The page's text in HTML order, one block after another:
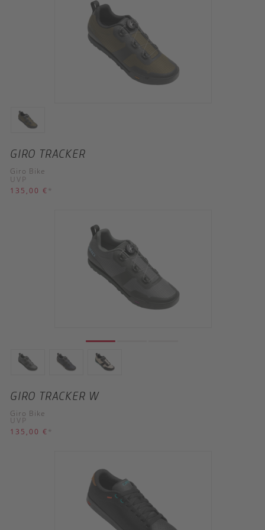
GIRO TRACKER
Giro Bike
UVP
135,00 € *
GIRO TRACKER W
Giro Bike
UVP
135,00 € *